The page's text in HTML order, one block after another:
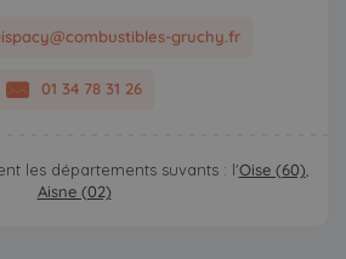
gruchy.fr
01 34 78 31 26
les départements suvants : l'Oise (60)
Aisne (02)